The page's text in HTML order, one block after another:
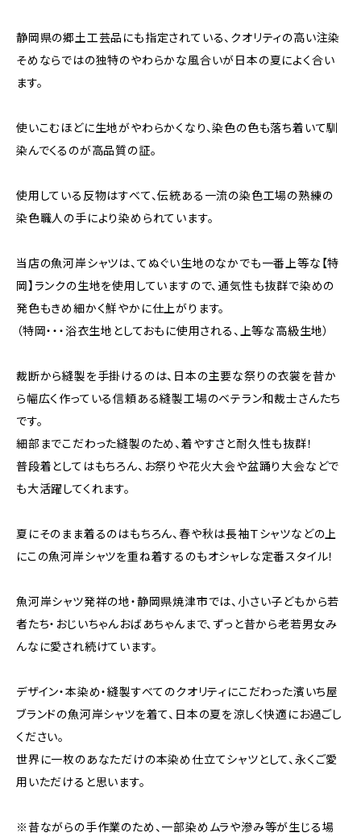
静岡県の郷土工芸品にも指定されている、クオリティの高い注染
そめならではの独特のやわらかな風合いが日本の夏によく合い
ます。
使いこむほどに生地がやわらかくなり、染色の色も落ち着いて馴
染んでくるのが高品質の証。
使用している反物はすべて、伝統ある一流の染色工場の熟練の
染色職人の手により染められています。
当店の魚河岸シャツは、てぬぐい生地のなかでも一番上等な【特
岡】ランクの生地を使用していますので、通気性も抜群で染めの
発色もきめ細かく鮮やかに仕上がります。
（特岡・・・浴衣生地としておもに使用される、上等な高級生地）
裁断から縫製を手掛けるのは、日本の主要な祭りの衣裳を昔か
ら幅広く作っている信頼ある縫製工場のベテラン和裁士さんたち
です。
細部までこだわった縫製のため、着やすさと耐久性も抜群！
普段着としてはもちろん、お祭りや花火大会や盆踊り大会などで
も大活躍してくれます。
夏にそのまま着るのはもちろん、春や秋は長袖Ｔシャツなどの上
にこの魚河岸シャツを重ね着するのもオシャレな定番スタイル！
魚河岸シャツ発祥の地・静岡県焼津市では、小さい子どもから若
者たち・おじいちゃんおばあちゃんまで、ずっと昔から老若男女み
んなに愛され続けています。
デザイン・本染め・縫製すべてのクオリティにこだわった濱いち屋
ブランドの魚河岸シャツを着て、日本の夏を涼しく快適にお過ごし
ください。
世界に一枚のあなただけの本染め仕立てシャツとして、永くご愛
用いただけると思います。
※昔ながらの手作業のため、一部染めムラや滲み等が生じる場